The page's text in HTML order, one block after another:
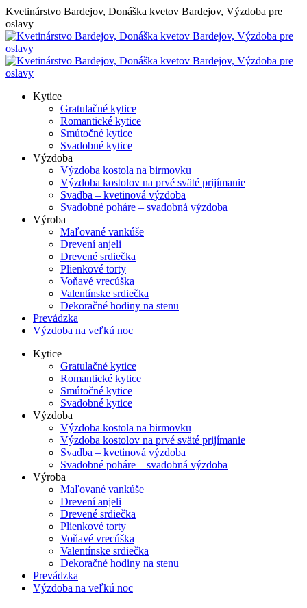
Skip
to
content
Kvetinárstvo Bardejov, Donáška kvetov Bardejov, Výzdoba pre
oslavy
Kytice
Gratulačné kytice
Romantické kytice
Smútočné kytice
Svadobné kytice
Výzdoba
Výzdoba kostola na birmovku
Výzdoba kostolov na prvé sväté prijímanie
Svadba – kvetinová výzdoba
Svadobné poháre – svadobná výzdoba
Výroba
Maľované vankúše
Drevení anjeli
Drevené srdiečka
Plienkové torty
Voňavé vrecúška
Valentínske srdiečka
Dekoračné hodiny na stenu
Prevádzka
Výzdoba na veľkú noc
Kytice
Gratulačné kytice
Romantické kytice
Smútočné kytice
Svadobné kytice
Výzdoba
Výzdoba kostola na birmovku
Výzdoba kostolov na prvé sväté prijímanie
Svadba – kvetinová výzdoba
Svadobné poháre – svadobná výzdoba
Výroba
Maľované vankúše
Drevení anjeli
Drevené srdiečka
Plienkové torty
Voňavé vrecúška
Valentínske srdiečka
Dekoračné hodiny na stenu
Prevádzka
Výzdoba na veľkú noc